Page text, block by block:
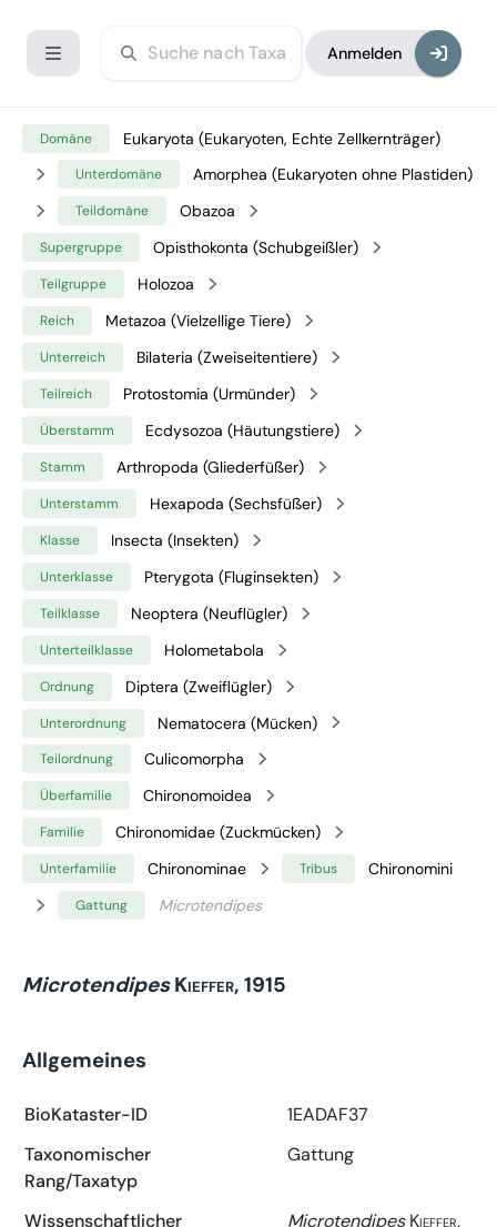
Anmelden
Domäne Eukaryota (Eukaryoten, Echte Zellkernträger)
Unterdomäne Amorphea (Eukaryoten ohne Plastiden)
Teildomäne Obazoa
Supergruppe Opisthokonta (Schubgeißler)
Teilgruppe Holozoa
Reich Metazoa (Vielzellige Tiere)
Unterreich Bilateria (Zweiseitentiere)
Teilreich Protostomia (Urmünder)
Überstamm Ecdysozoa (Häutungstiere)
Stamm Arthropoda (Gliederfüßer)
Unterstamm Hexapoda (Sechsfüßer)
Klasse Insecta (Insekten)
Unterklasse Pterygota (Fluginsekten)
Teilklasse Neoptera (Neuflügler)
Unterteilklasse Holometabola
Ordnung Diptera (Zweiflügler)
Unterordnung Nematocera (Mücken)
Teilordnung Culicomorpha
Überfamilie Chironomoidea
Familie Chironomidae (Zuckmücken)
Unterfamilie Chironominae Tribus Chironomini
Gattung Microtendipes
Microtendipes Kieffer, 1915
Allgemeines
BioKataster-ID
1EADAF37
Taxonomischer
Rang/Taxatyp
Gattung
Wissenschaftlicher
Microtendipes Kieffer,